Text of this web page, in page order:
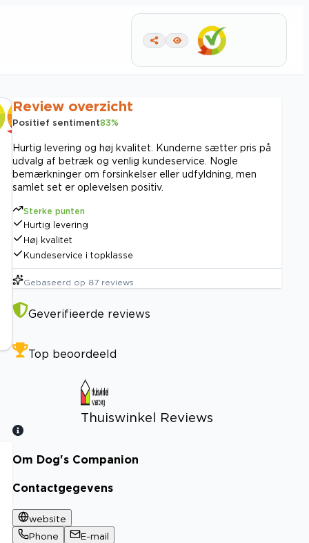
Review overzicht
Positief sentiment83%
Hurtig levering og høj kvalitet. Kunderne sætter pris på
udvalg af betræk og venlig kundeservice. Nogle
bemærkninger om forsinkelser eller udfyldning, men
samlet set er oplevelsen positiv.
Sterke punten
Hurtig levering
Høj kvalitet
Kundeservice i topklasse
Gebaseerd op 87 reviews
Geverifieerde reviews
Top beoordeeld
Thuiswinkel Reviews
Bekijk certificaat
Om Dog's Companion
Contactgegevens
website
Phone
E-mail